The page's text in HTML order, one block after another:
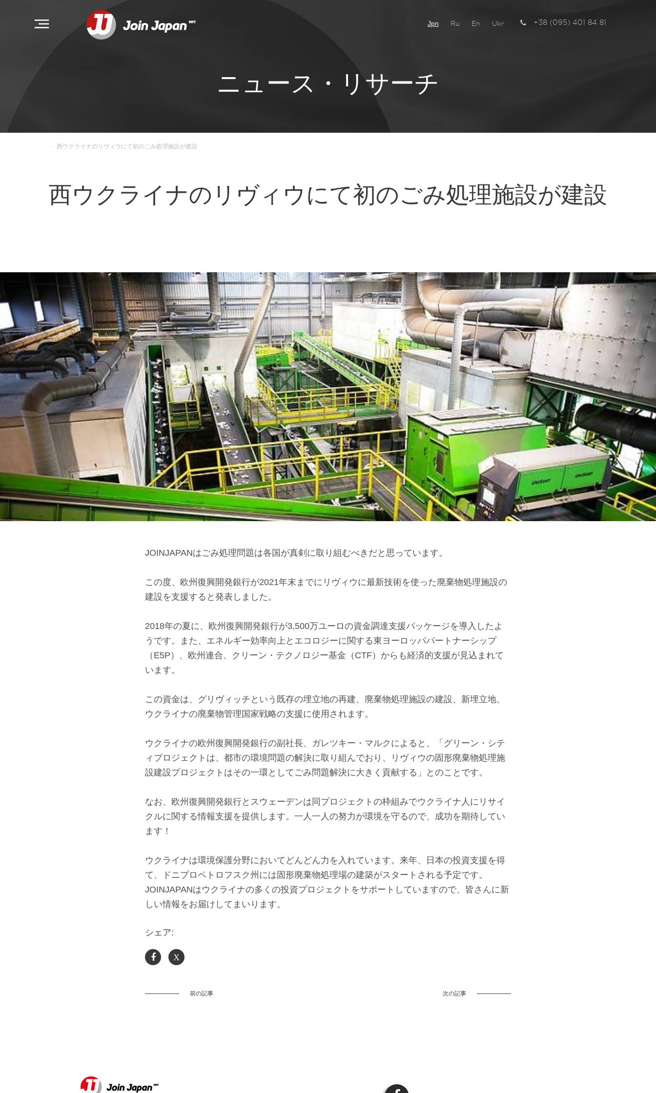
Jpn Ru En Ukr +38 (095) 401 84 81
ニュース・リサーチ
- 西ウクライナのリヴィウにて初のごみ処理施設が建設
西ウクライナのリヴィウにて初のごみ処理施設が建設
JOINJAPANはごみ処理問題は各国が真剣に取り組むべきだと思っています。
この度、欧州復興開発銀行が2021年末までにリヴィウに最新技術を使った廃棄物処理施設の
建設を支援すると発表しました。
2018年の夏に、欧州復興開発銀行が3,500万ユーロの資金調達支援パッケージを導入したよ
うです。また、エネルギー効率向上とエコロジーに関する東ヨーロッパパートナーシップ
（E5P）、欧州連合、クリーン・テクノロジー基金（CTF）からも経済的支援が見込まれて
います。
この資金は、グリヴィッチという既存の埋立地の再建、廃棄物処理施設の建設、新埋立地、
ウクライナの廃棄物管理国家戦略の支援に使用されます。
ウクライナの欧州復興開発銀行の副社長、ガレツキー・マルクによると、「グリーン・シテ
ィプロジェクトは、都市の環境問題の解決に取り組んでおり、リヴィウの固形廃棄物処理施
設建設プロジェクトはその一環としてごみ問題解決に大きく貢献する」とのことです。
なお、欧州復興開発銀行とスウェーデンは同プロジェクトの枠組みでウクライナ人にリサイ
クルに関する情報支援を提供します。一人一人の努力が環境を守るので、成功を期待してい
ます！
ウクライナは環境保護分野においてどんどん力を入れています。来年、日本の投資支援を得
て、ドニプロペトロフスク州には固形廃棄物処理場の建築がスタートされる予定です。
JOINJAPANはウクライナの多くの投資プロジェクトをサポートしていますので、皆さんに新
しい情報をお届けしてまいります。
シェア:
X
前の記事 次の記事